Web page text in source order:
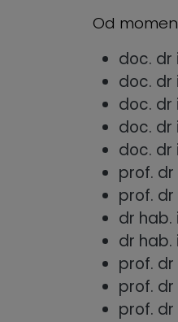
Od
doc. dr
doc. dr
doc. dr
doc. dr
doc. dr
prof. dr
prof. dr
dr hab.
dr hab.
prof. dr
prof. dr
prof. dr